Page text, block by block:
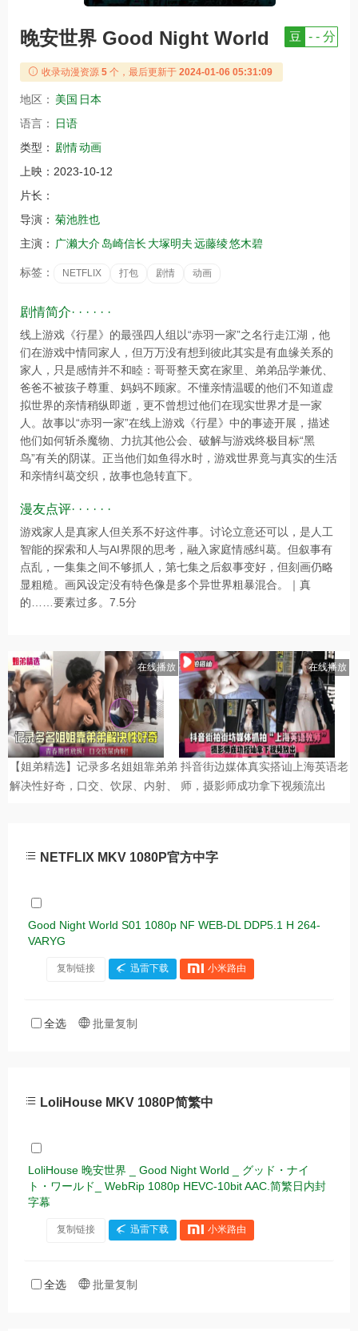
晚安世界 Good Night World 豆 - - 分
收录动漫资源 5 个，最后更新于 2024-01-06 05:31:09
地区： 美国 日本
语言：
日语
类型： 剧情动画
上映： 2023-10-12
片长：
导演： 菊池胜也
主演：
广濑大介岛崎信长 大塚明夫远藤绫悠木碧
标签： NETFLIX 打包 剧情 动画
剧情简介· · · · · ·
线上游戏《行星》的最强四人组以“赤羽一家”之名行走江湖，他
们在游戏中情同家人，但万万没有想到彼此其实是有血缘关系的
家人，只是感情并不和睦：哥哥整天窝在家里、弟弟品学兼优、
爸爸不被孩子尊重、妈妈不顾家。不懂亲情温暖的他们不知道虚
拟世界的亲情稍纵即逝，更不曾想过他们在现实世界才是一家
人。故事以“赤羽一家”在线上游戏《行星》中的事迹开展，描述
他们如何斩杀魔物、力抗其他公会、破解与游戏终极目标“黑
鸟”有关的阴谋。正当他们如鱼得水时，游戏世界竟与真实的生活
和亲情纠葛交织，故事也急转直下。
漫友点评· · · · · ·
游戏家人是真家人但关系不好这件事。讨论立意还可以，是人工
智能的探索和人与AI界限的思考，融入家庭情感纠葛。但叙事有
点乱，一集集之间不够抓人，第七集之后叙事变好，但刻画仍略
显粗糙。画风设定没有特色像是多个异世界粗暴混合。｜真
的……要素过多。7.5分
NETFLIX MKV 1080P官方中字
Good Night World S01 1080p NF WEB-DL DDP5.1 H 264-
VARYG
复制链接 迅雷下载 小米路由
全选 批量复制
LoliHouse MKV 1080P简繁中
LoliHouse 晚安世界 _ Good Night World _ グッド・ナイ
ト・ワールド_ WebRip 1080p HEVC-10bit AAC.简繁日内封
字幕
复制链接 迅雷下载 小米路由
全选 批量复制